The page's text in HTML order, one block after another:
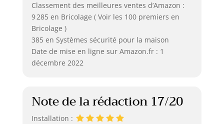
Classement des meilleures ventes d’Amazon :
9 285 en Bricolage ( Voir les 100 premiers en
Bricolage )
385 en Systèmes sécurité pour la maison
Date de mise en ligne sur Amazon.fr : 1
décembre 2022
Note de la rédaction 17/20
Installation :